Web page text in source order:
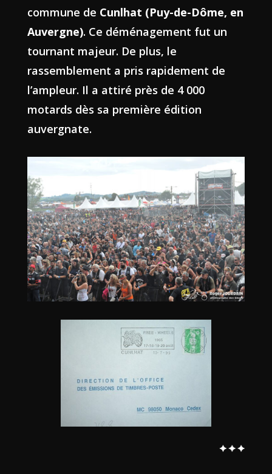
commune de Cunlhat (Puy-de-Dôme, en
Auvergne). Ce déménagement fut un
tournant majeur. De plus, le
rassemblement a pris rapidement de
l’ampleur. Il a attiré près de 4 000
motards dès sa première édition
auvergnate.